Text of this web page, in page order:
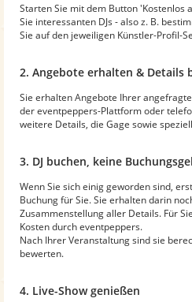
Starten Sie mit dem Button 'Kostenlos
Sie interessanten DJs - also z. B.
Sie auf den jeweiligen Künstler-Profil-
2. Angebote erhalten & Details
Sie erhalten Angebote Ihrer
der eventpeppers-Plattform oder
weitere Details, die Gage sowie
3. DJ buchen, keine
Wenn Sie sich einig geworden sind,
Buchung für Sie. Sie erhalten darin
Zusammenstellung aller Details. Für
Kosten durch eventpeppers.
Nach Ihrer Veranstaltung sind sie
bewerten.
4. Live-Show genießen